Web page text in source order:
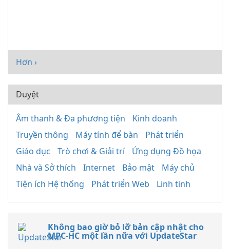
Hơn ›
Duyệt
Âm thanh & Đa phương tiện
Kinh doanh
Truyền thông
Máy tính để bàn
Phát triển
Giáo dục
Trò chơi & Giải trí
Ứng dụng Đồ họa
Nhà và Sở thích
Internet Bảo mật
Máy chủ
Tiện ích Hệ thống
Phát triển Web Linh tinh
Không bao giờ bỏ lỡ bản cập nhật cho
MPC-HC một lần nữa với UpdateStar